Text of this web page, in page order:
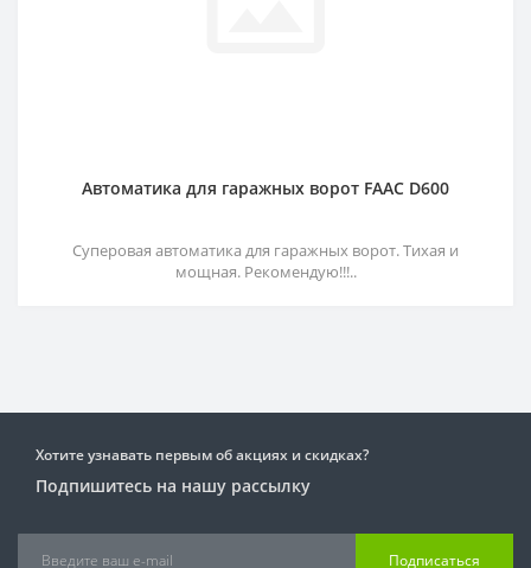
Автоматика для гаражных ворот FAAC D600
Суперовая автоматика для гаражных ворот. Тихая и
мощная. Рекомендую!!!..
Хотите узнавать первым об акциях и скидках?
Подпишитесь на нашу рассылку
Подписаться